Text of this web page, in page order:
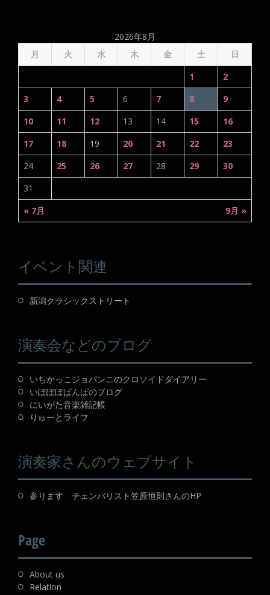
2026年8月
月
火 水 木 金 土 日
« 7月 9月 »
1
2
3
4 5 6 7 8
9
10
11 12 13 14 15
16
17
18 19 20 21 22
23
24
25 26 27 28 29
30
31
イベント関連
新潟クラシックストリート
演奏会などのブログ
いちかっこジョバンニのクロソイドダイアリー
いぽぽぽぱんぱのブログ
にいがた音楽雑記帳
りゅーとライフ
演奏家さんのウェブサイト
参ります チェンバリスト笠原恒則さんのHP
Page
About us
Relation